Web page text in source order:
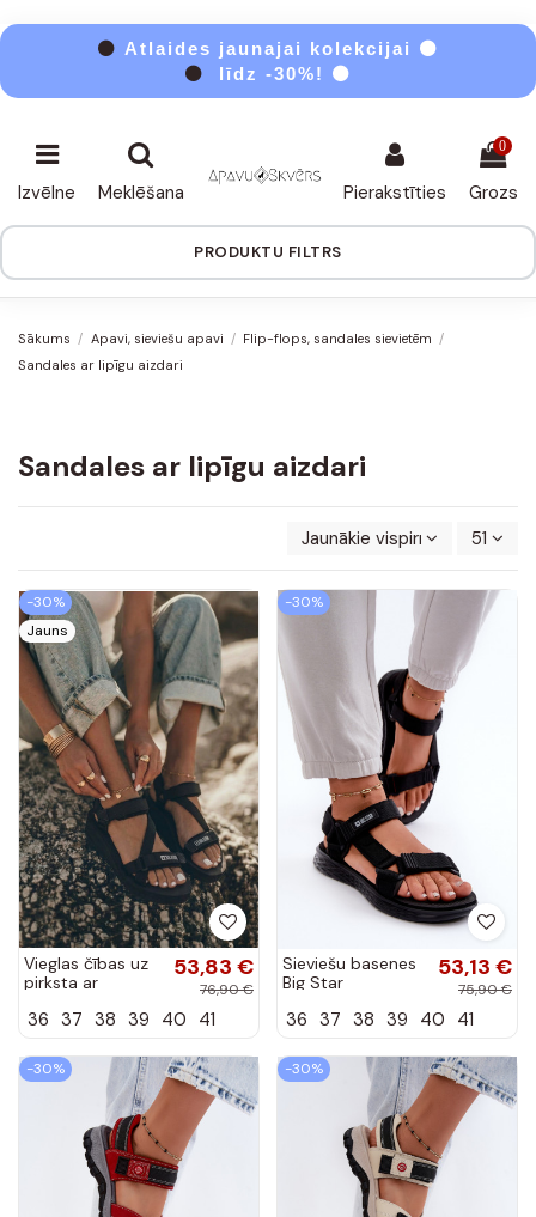
⚫ Atlaides jaunajai kolekcijai ⚫
⚫
līdz -30%! ⚫
Izvēlne Meklēšana Pierakstīties
0
Grozs
PRODUKTU FILTRS
Sākums Apavi, sieviešu apavi
Flip-flops, sandales sievietēm
Sandales ar lipīgu aizdari
Sandales ar lipīgu aizdari
Jaunākie vispirms 51
-30%
Jauns
Vieglas čības uz
pirksta ar
basenes Big Star
melnas krāsas
53,83 €
76,90 €
36 37 38 39 40 41
-30%
Sieviešu basenes
Big Star
melnas krāsas
53,13 €
75,90 €
36 37 38 39 40 41
-30% -30%